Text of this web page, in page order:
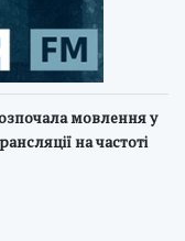
мовлення у
на частоті